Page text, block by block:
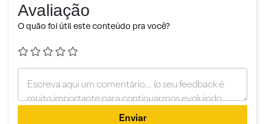
Avaliação
O quão foi útil este conteúdo pra você?
Enviar